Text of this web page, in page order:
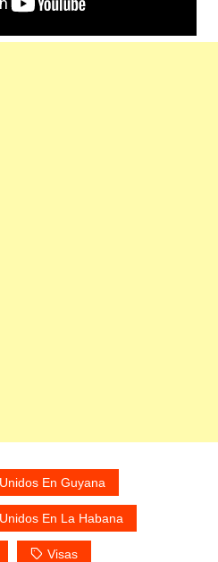
En Guyana
En La Habana
Visas